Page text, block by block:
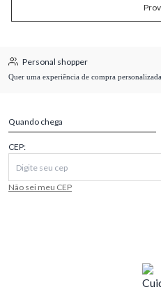
Personal shopper
Quer uma experiência de compra
Quando chega
CEP:
Não sei meu CEP